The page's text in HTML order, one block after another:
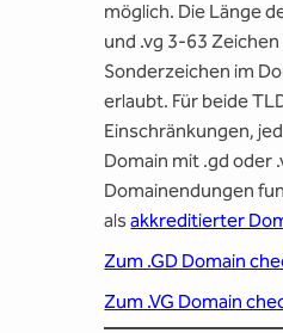
möglich. Die Länge
und .vg 3-63
Sonderzeichen im
erlaubt. Für beide
Einschränkungen,
Domain mit .gd oder
Domainendungen
alsakkreditierter
Zum .GD Domain
Zum .VG Domain